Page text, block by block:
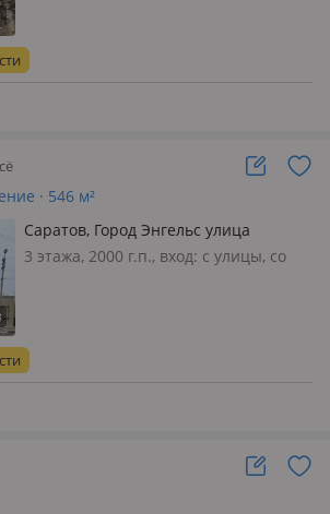
Современный качественный дом в
200 м. от водохранилища, в сосновом
· 546 м²
Саратов, Город Энгельс улица
Маяковского 276А — Саратовская
3 этажа, 2000 г.п., вход: с улицы, со
круглосуточная охрана, пожарная
сигнализация, своя, потолки 3.2м…